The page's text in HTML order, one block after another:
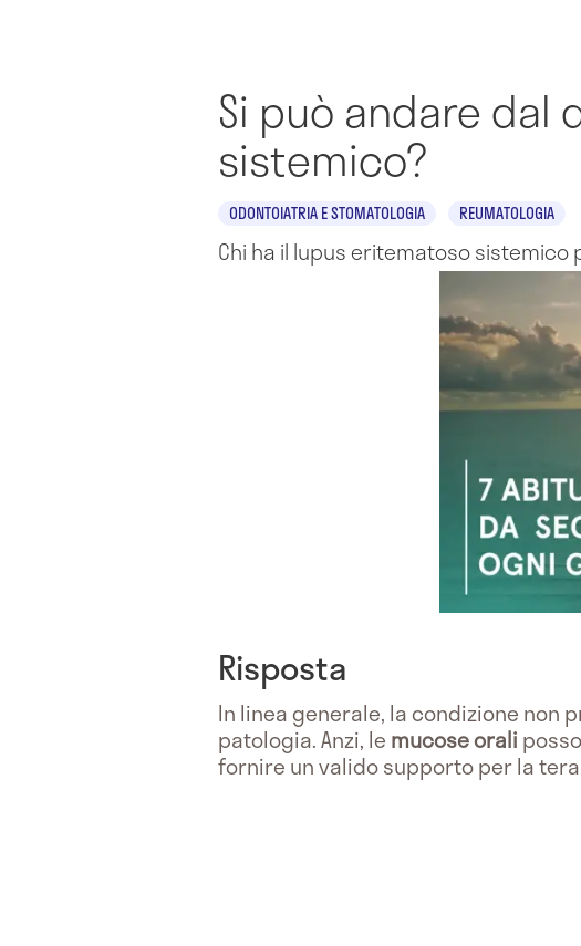
Si può andare
sistemico?
ODONTOIATRIA E STOMATOLOGIA REUMATOLOGIA
Chi ha il lupus eritematoso
Risposta
In linea generale, la condizione
patologia. Anzi, le mucose orali
fornire un valido supporto per la